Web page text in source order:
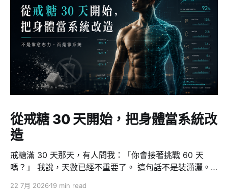
從戒糖 30 天開始，把身體當系統改
造
戒糖滿 30 天那天，有人問我：「你會接著挑戰 60 天
嗎？」 我說，天數已經不重要了。 這句話不是裝瀟灑。
22 7月 2026 19 min read